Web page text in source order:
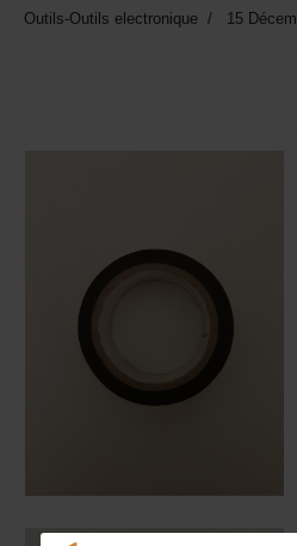
Outils-Outils electronique 15